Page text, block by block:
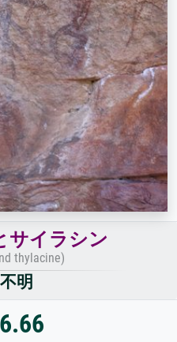
サイラシン
thylacine)
明